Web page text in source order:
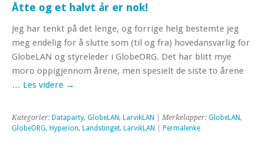
Åtte og et halvt år er nok!
Jeg har tenkt på det lenge, og forrige helg bestemte jeg
meg endelig for å slutte som (til og fra) hovedansvarlig for
GlobeLAN og styreleder i GlobeORG. Det har blitt mye
moro oppigjennom årene, men spesielt de siste to årene
… Les videre →
Kategorier: Dataparty, GlobeLAN, LarvikLAN | Merkelapper: GlobeLAN,
GlobeORG, Hyperion, Landstinget, LarvikLAN Permalenke